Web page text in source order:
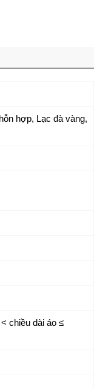
hợp, Lạc đà vàng,
chiều dài áo ≤